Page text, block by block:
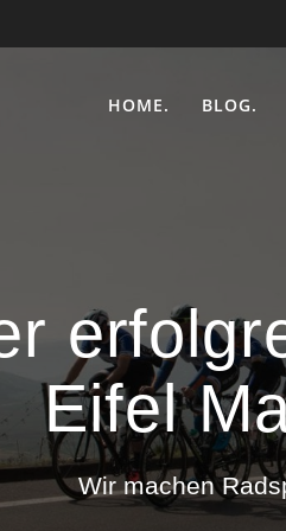
HOME. BLOG.
Eifel
Wir machen